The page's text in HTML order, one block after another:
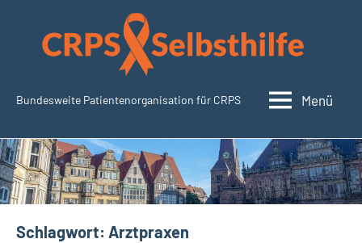
springen
SudeckSelbsthilfe.org
Bundesweite Patientenorganisation für CRPS Menü
Schlagwort: Arztpraxen